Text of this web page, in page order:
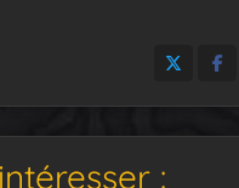
: